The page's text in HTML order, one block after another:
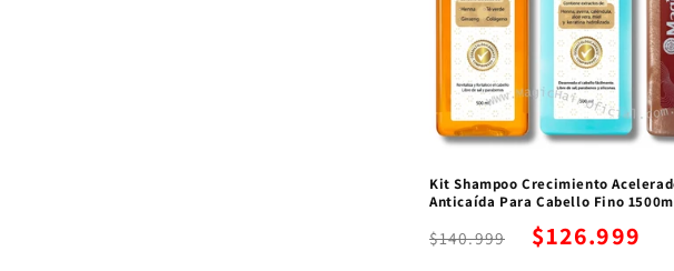
Kit Shampoo Crecimiento
Anticaída Para Cabello Fino
$140.999 $126.999